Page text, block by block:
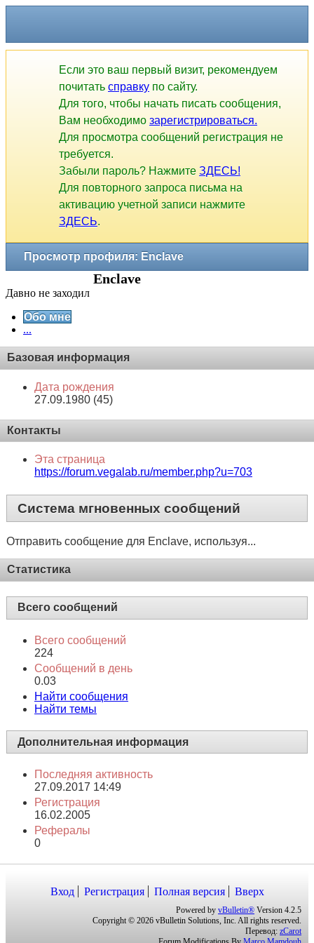
Если это ваш первый визит, рекомендуем
почитать справку по сайту.
Для того, чтобы начать писать сообщения,
Вам необходимо зарегистрироваться.
Для просмотра сообщений регистрация не
требуется.
Забыли пароль? Нажмите ЗДЕСЬ!
Для повторного запроса письма на
активацию учетной записи нажмите
ЗДЕСЬ.
Просмотр профиля: Enclave
Enclave
Обо мне
...
Базовая информация
Дата рождения
27.09.1980 (45)
Контакты
https://forum.vegalab.ru/member.php?u=703
Система мгновенных сообщений
Отправить сообщение для Enclave, используя...
Статистика
Всего сообщений
Всего сообщений
224
Сообщений в день
0.03
Найти темы
Дополнительная информация
Последняя активность
27.09.2017
Регистрация
16.02.2005
Регистрация Полная версия Вверх
Powered byvBulletin®Version 4.2.5